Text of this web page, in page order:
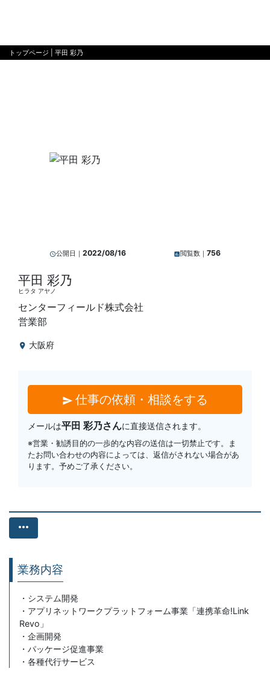
トップページ | 平田 彩乃
query_builder公開日｜2022/08/16 insert_chart閲覧数｜ 756
平田 彩乃
ヒラタ アヤノ
センターフィールド株式会社
営業部
location_on 大阪府
send 仕事の依頼・相談をする
メールは平田 彩乃さんに直接送信されます。
※営業・勧誘目的の一歩的な内容の送信は一切禁止です。ま
たお問い合わせの内容によっては、返信がされない場合があ
ります。予めご了承ください。
more_horiz
業務内容
・システム開発
・アプリネットワークプラットフォーム事業「連携革命!Link
Revo」
・企画開発
・パッケージ促進事業
・各種代行サービス